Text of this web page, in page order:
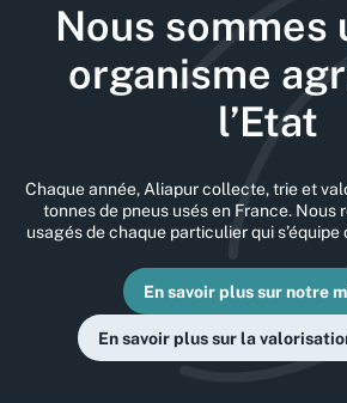
Nous sommes
organisme
l’Etat
Chaque année, Aliapur collecte, trie et
tonnes de pneus usés en France. Nous
usagés de chaque particulier qui s’équipe
En savoir plus sur notre
En savoir plus sur la